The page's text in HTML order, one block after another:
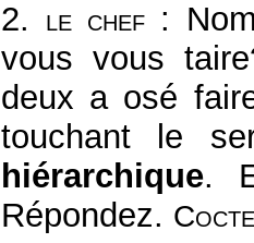
2.
le chef:
vous vous
deux a osé
touchant le
hiérarchique.
Répondez.